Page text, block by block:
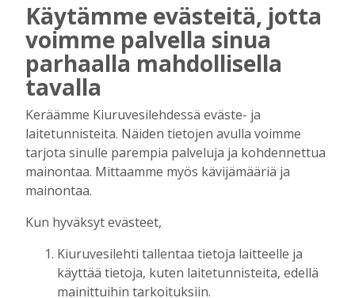
Vilho Ruotsalainen 7.8.2026 12:26
Kuinka kauan Kiuruveden pyöräteiden
annetaan rapistua?
Tilaajille
Vilho Ruotsalainen 6.8.2026 16:09
Leikkausten ja veronkorotusten lisäksi
tarvitaan myös rahanhankkijoita
Tilaajille
Alli Huovinen
Onko Helsinki koko Suomi?
Tilaajille
Vilho Ruotsalainen 29.7.2026 15:40
Käytämme evästeitä, jotta
voimme palvella sinua
parhaalla mahdollisella
tavalla
Keräämme Kiuruvesilehdessä eväste- ja
laitetunnisteita. Näiden tietojen avulla voimme
tarjota sinulle parempia palveluja ja kohdennettua
mainontaa. Mittaamme myös kävijämääriä ja
mainontaa.
Kun hyväksyt evästeet,
Kiuruvesilehti tallentaa tietoja laitteelle ja
käyttää tietoja, kuten laitetunnisteita, edellä
mainittuihin tarkoituksiin.